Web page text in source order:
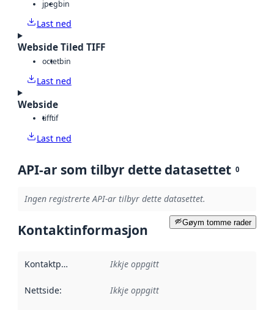
jpegbin
Last ned
Webside Tiled TIFF
octetbin
Last ned
Webside
tifftif
Last ned
API-ar som tilbyr dette datasettet 0
Ingen registrerte API-ar tilbyr dette datasettet.
Gøym tomme rader
Kontaktinformasjon
Kontaktpunkt Ikkje oppgitt
Nettside: Ikkje oppgitt